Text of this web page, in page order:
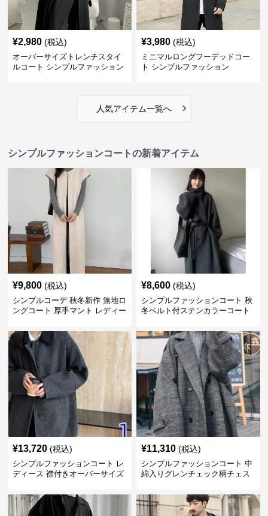
¥2,980 (税込)
オーバーサイズトレンチスタイ
ルコート シンプルファッション
¥3,980 (税込)
ミニマルロングフーデッドコー
ト シンプルファッション
人気アイテム一覧へ ›
シンプルファッションコートの新着アイテム
¥9,800 (税込)
シンプルコーデ 秋冬新作 無地ロ
ングコート 厚手マント レディー
¥8,600 (税込)
シンプルファッションコート 秋
冬ベルト付ステンカラーコート
¥13,720 (税込)
シンプルファッションコート レ
ディース 襟付きオーバーサイズ
¥11,310 (税込)
シンプルファッションコート 中
綿入りグレンチェック柄チェス